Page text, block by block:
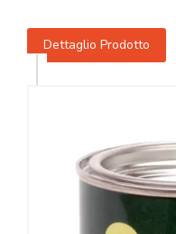
Dettaglio Prodotto